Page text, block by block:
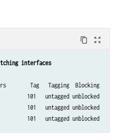
content_copy zoom_out_map
interfaces
Tag   Tagging  Blocking
101   untagged unblocked
101   untagged unblocked